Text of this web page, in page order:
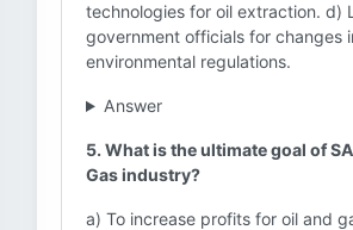
technologies for oil extraction. d)
government officials for changes
environmental regulations.
Answer
5. What is the ultimate goal of
Gas industry?
a) To increase profits for oil and